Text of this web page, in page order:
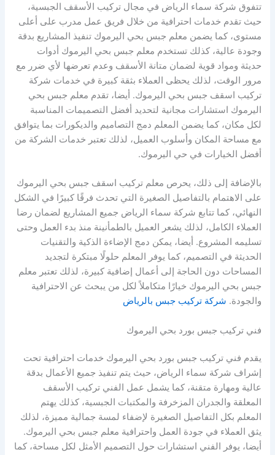
تتفوق شركة سماء الرياض في مجال تركيب الأسقف الجبسية،
حيث تقدم خدمات احترافية من خلال فريق عمل مدرب على أعلى
مستوى، كما يضمن معلم جبس بحي اليرموك تنفيذ المشاريع بدقة
وجودة عالية، كذلك تستخدم معلم جبس بحي اليرموك أدوات
حديثة ومواد قوية لضمان متانة الأسقف وعدم تعرضها لأي ضرر مع
مرور الوقت، لذلك يحظى العملاء بثقة كبيرة في خدمات شركة
تركيب اسقف جبس بحي اليرموك. أيضا، تقدم معلم جبس بحي
اليرموك استشارات مجانية لتحديد أفضل التصميمات المناسبة
لكل مكان، كما يضمن المعلم دمج التصاميم والديكورات بما يتوافق
مع مساحة المكان وأسلوب العميل، لذلك تعتبر خدمات الشركة من
أفضل الخيارات في حي اليرموك.
بالإضافة إلى ذلك، يحرص معلم تركيب اسقف جبس بحي اليرموك
على الاهتمام بالتفاصيل الصغيرة التي تحدث فرقًا كبيرًا في الشكل
النهائي، كما تتابع شركة سماء الرياض جميع المشاريع لضمان رضا
العملاء الكامل، لذلك يشعر العميل بالطمأنينة منذ بدء العمل وحتى
تسليمه المشروع. أيضا، يمكن دمج الإضاءة الذكية والتقنيات
الحديثة في التصميم، كما يوفر المعلم حلولًا مبتكرة لتجديد
المساحات دون الحاجة إلى أعمال إضافية كبيرة، لذلك تعتبر معلم
جبس بحي اليرموك خيارًا متكاملاً لكل من يبحث عن الاحترافية
والجودة. شركة تركيب جبس بالرياض
فني تركيب جبس بورد بحي اليرموك
يقدم فني تركيب جبس بورد بحي اليرموك خدمات احترافية تحت
إشراف شركة سماء الرياض، حيث يتم تنفيذ جميع الأعمال بدقة
عالية ومهارة متقنة، كما يشمل عمل الفني تركيب الأسقف
المعلقة والجدران المزخرفة والمكتبات الجبسية، كذلك يهتم
المعلم بكل التفاصيل الصغيرة لإضفاء لمسة جمالية مميزة، لذلك
يثق العملاء في جودة العمل واحترافية معلم جبس بحي اليرموك.
أيضا، يوفر الفني استشارات حول التصميم الأمثل لكل مساحة، كما